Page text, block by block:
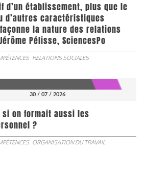
d’un établissement, plus que le
d’autres caractéristiques
la nature des relations
Pélisse, SciencesPo
RELATIONS SOCIALES
30 / 07 / 2026
on formait aussi les
?
ORGANISATION DU TRAVAIL